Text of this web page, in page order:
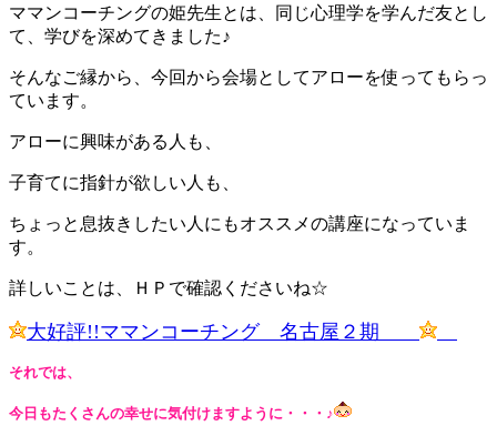
ママンコーチングの姫先生とは、同じ心理学を学んだ友とし
て、学びを深めてきました♪
そんなご縁から、今回から会場としてアローを使ってもらっ
ています。
アローに興味がある人も、
子育てに指針が欲しい人も、
ちょっと息抜きしたい人にもオススメの講座になっていま
す。
詳しいことは、ＨＰで確認くださいね☆
大好評!!ママンコーチング 名古屋２期
それでは、
今日もたくさんの幸せに気付けますように・・・♪